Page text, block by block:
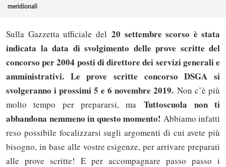
meridionali
Sulla Gazzetta ufficiale del 20 settembre scorso è stata
indicata la data di svolgimento delle prove scritte del
concorso per 2004 posti di direttore dei servizi generali e
amministrativi. Le prove scritte concorso DSGA si
svolgeranno i prossimi 5 e 6 novembre 2019. Non c’è più
molto tempo per prepararsi, maTuttoscuola non ti
abbandona nemmeno in questo momento! Abbiamo infatti
reso possibile focalizzarsi sugli argomenti di cui avete più
bisogno, in base alle vostre esigenze, per arrivare preparati
alle prove scritte! E per accompagnare passo passo i